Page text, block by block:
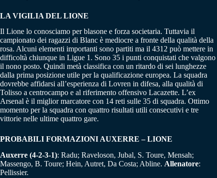
LA VIGILIA DEL LIONE
Il Lione lo conosciamo per blasone e forza societaria. Tuttavia il
campionato dei ragazzi di Blanc è mediocre a fronte della qualità della
rosa. Alcuni elementi importanti sono partiti ma il 4312 può mettere in
difficoltà chiunque in Ligue 1. Sono 35 i punti conquistati che valgono
il nono posto. Quindi metà classifica con un ritardo di sei lunghezze
dalla prima posizione utile per la qualificazione europea. La squadra
dovrebbe affidarsi all’esperienza di Lovren in difesa, alla qualità di
Tolisso a centrocampo e al riferimento offensivo Lacazette. L’ex
Arsenal è il miglior marcatore con 14 reti sulle 35 di squadra. Ottimo
momento per la squadra con quattro risultati utili consecutivi e tre
vittorie nelle ultime quattro gare.
PROBABILI FORMAZIONI AUXERRE – LIONE
Auxerre (4-2-3-1): Radu; Raveloson, Jubal, S. Toure, Mensah;
Massengo, B. Toure; Hein, Autret, Da Costa; Abline. Allenatore:
Pellissier.